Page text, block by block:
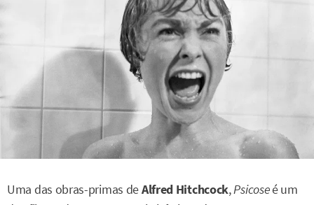
Uma das obras-primas deAlfred Hitchcock,Psicoseé um